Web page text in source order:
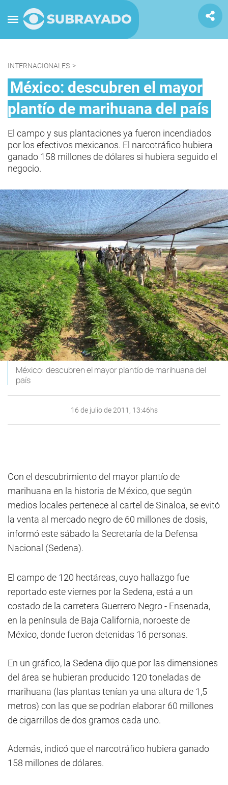
INTERNACIONALES >
México: descubren el mayor
plantío de marihuana del país
El campo y sus plantaciones ya fueron incendiados
por los efectivos mexicanos. El narcotráfico hubiera
ganado 158 millones de dólares si hubiera seguido el
negocio.
México: descubren el mayor plantío de marihuana del
país
16 de julio de 2011, 13:46hs
Con el descubrimiento del mayor plantío de
marihuana en la historia de México, que según
medios locales pertenece al cartel de Sinaloa, se evitó
la venta al mercado negro de 60 millones de dosis,
informó este sábado la Secretaría de la Defensa
Nacional (Sedena).
El campo de 120 hectáreas, cuyo hallazgo fue
reportado este viernes por la Sedena, está a un
costado de la carretera Guerrero Negro - Ensenada,
en la península de Baja California, noroeste de
México, donde fueron detenidas 16 personas.
En un gráfico, la Sedena dijo que por las dimensiones
del área se hubieran producido 120 toneladas de
marihuana (las plantas tenían ya una altura de 1,5
metros) con las que se podrían elaborar 60 millones
de cigarrillos de dos gramos cada uno.
Además, indicó que el narcotráfico hubiera ganado
158 millones de dólares.